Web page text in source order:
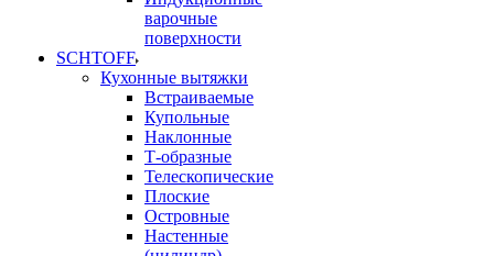
варочные
поверхности
SCHTOFF
Кухонные вытяжки
Встраиваемые
Купольные
Наклонные
Т-образные
Телескопические
Плоские
Островные
Настенные